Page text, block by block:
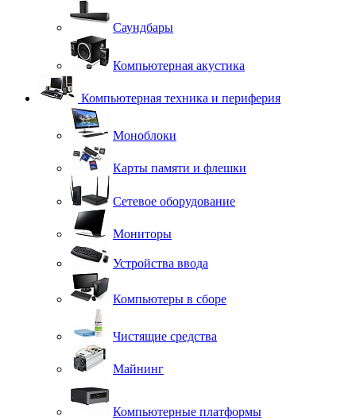
Саундбары
Компьютерная акустика
Компьютерная техника и периферия
Моноблоки
Карты памяти и флешки
Сетевое оборудование
Мониторы
Устройства ввода
Компьютеры в сборе
Чистящие средства
Майнинг
Компьютерные платформы